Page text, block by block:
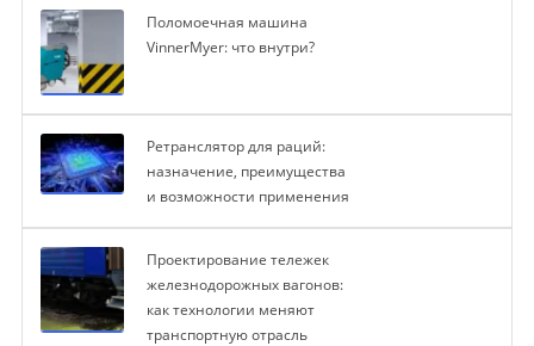
Поломоечная машина
VinnerMyer: что внутри?
Ретранслятор для раций:
назначение, преимущества
и возможности применения
Проектирование тележек
железнодорожных вагонов:
как технологии меняют
транспортную отрасль